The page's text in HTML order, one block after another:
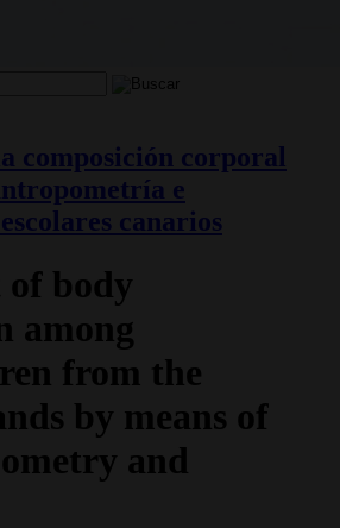
composición corporal
e
canarios
of body
among
from the
by means of
and